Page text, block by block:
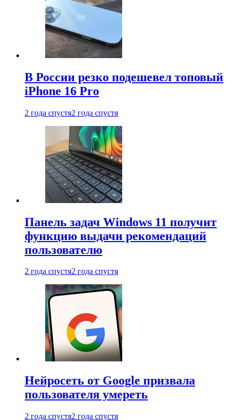
В России резко подешевел топовый
iPhone 16 Pro
2 года спустя2 года спустя
Панель задач Windows 11 получит
функцию выдачи рекомендаций
пользователю
2 года спустя2 года спустя
Нейросеть от Google призвала
пользователя умереть
2 года спустя2 года спустя